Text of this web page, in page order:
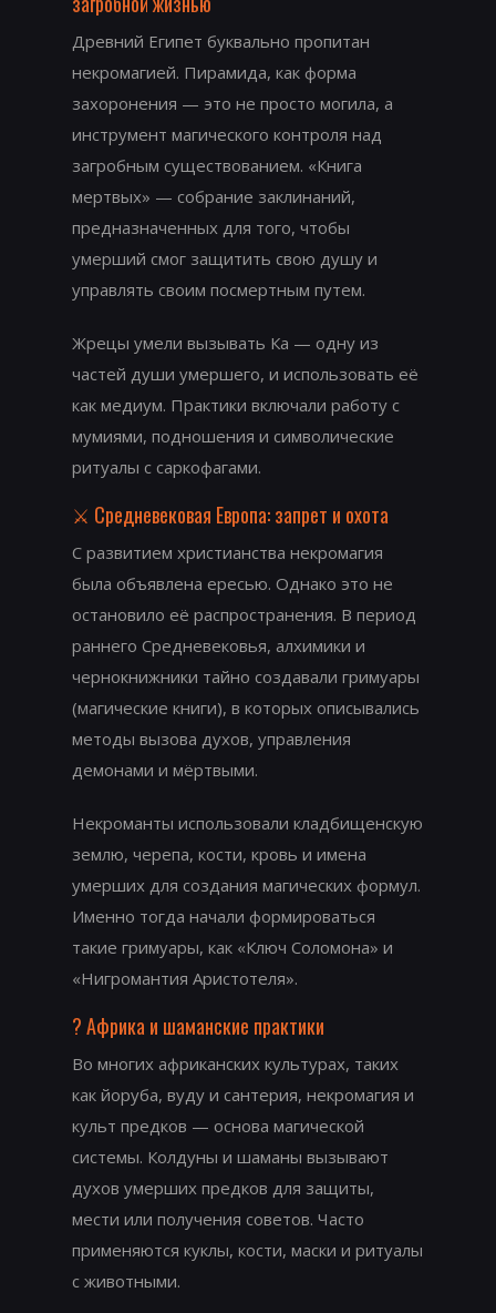
Древний Египет буквально пропитан
некромагией. Пирамида, как форма
захоронения — это не просто могила, а
инструмент магического контроля над
загробным существованием. «Книга
мертвых» — собрание заклинаний,
предназначенных для того, чтобы
умерший смог защитить свою душу и
управлять своим посмертным путем.
Жрецы умели вызывать Ка — одну из
частей души умершего, и использовать её
как медиум. Практики включали работу с
мумиями, подношения и символические
ритуалы с саркофагами.
⚔️ Средневековая Европа: запрет и охота
С развитием христианства некромагия
была объявлена ересью. Однако это не
остановило её распространения. В период
раннего Средневековья, алхимики и
чернокнижники тайно создавали гримуары
(магические книги), в которых описывались
методы вызова духов, управления
демонами и мёртвыми.
Некроманты использовали кладбищенскую
землю, черепа, кости, кровь и имена
умерших для создания магических формул.
Именно тогда начали формироваться
такие гримуары, как «Ключ Соломона» и
«Нигромантия Аристотеля».
? Африка и шаманские практики
Во многих африканских культурах, таких
как йоруба, вуду и сантерия, некромагия и
культ предков — основа магической
системы. Колдуны и шаманы вызывают
духов умерших предков для защиты,
мести или получения советов. Часто
применяются куклы, кости, маски и ритуалы
с животными.